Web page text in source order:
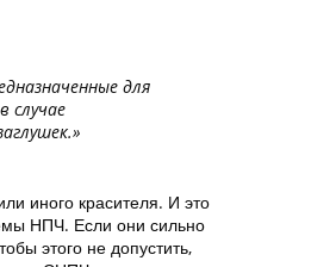
для
случае
иного красителя. И это
НПЧ. Если они сильно
этого не допустить,